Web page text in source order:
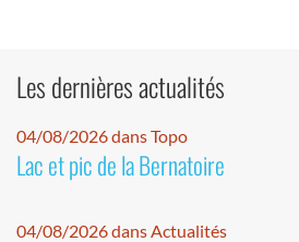
Les dernières actualités
04/08/2026 dans Topo
Lac et pic de la Bernatoire
04/08/2026 dans Actualités